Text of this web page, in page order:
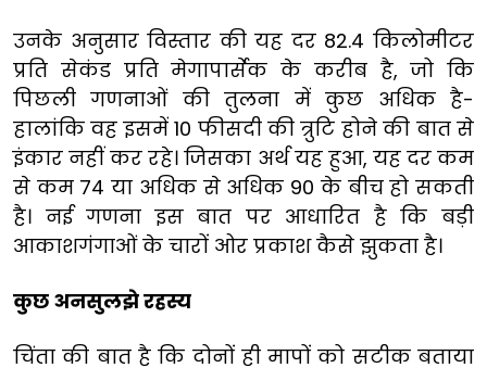
उनके अनुसार विस्तार की यह दर 82.4 किलोमीटर
प्रति सेकंड प्रति मेगापार्सेक के करीब है, जो कि
पिछली गणनाओं की तुलना में कुछ अधिक है-
हालांकि वह इसमें 10 फीसदी की त्रुटि होने की बात से
इंकार नहीं कर रहे। जिसका अर्थ यह हुआ, यह दर कम
से कम 74 या अधिक से अधिक 90 के बीच हो सकती
है। नई गणना इस बात पर आधारित है कि बड़ी
आकाशगंगाओं के चारों ओर प्रकाश कैसे झुकता है।
कुछ अनसुलझे रहस्य
चिंता की बात है कि दोनों ही मापों को सटीक बताया